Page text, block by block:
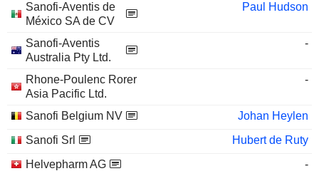
Sanofi-Aventis de
México SA de CV
Paul Hudson
Sanofi-Aventis
Australia Pty Ltd.
-
Rhone-Poulenc Rorer
Asia Pacific Ltd.
-
Sanofi Belgium NV
Johan Heylen
Sanofi Srl
Hubert de Ruty
Helvepharm AG
-